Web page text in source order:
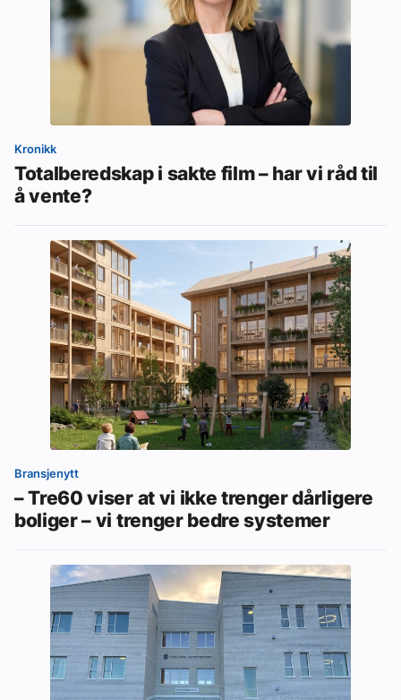
Kronikk
Totalberedskap i sakte film – har vi råd til
å vente?
Bransjenytt
– Tre60 viser at vi ikke trenger dårligere
boliger – vi trenger bedre systemer